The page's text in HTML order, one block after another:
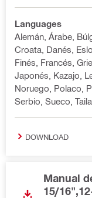
Languages
Alemán, Árabe,
Croata, Danés,
Finés, Francés,
Japonés, Kazajo,
Noruego, Polaco,
Serbio, Sueco,
DOWNLOAD
Manual
15/